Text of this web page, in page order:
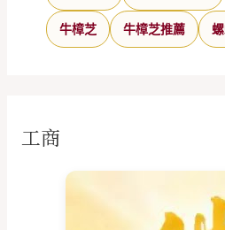
牛樟芝 牛樟芝推薦
工商